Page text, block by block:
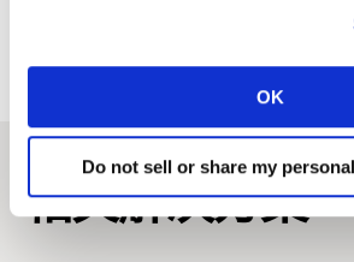
OK
Do not sell or share my
相关解决方案